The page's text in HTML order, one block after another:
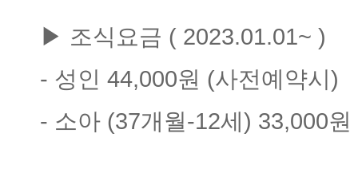
▶ 조식요금 ( 2023.01.01~ )
- 성인 44,000원 (사전예약시)
- 소아 (37개월-12세) 33,000원